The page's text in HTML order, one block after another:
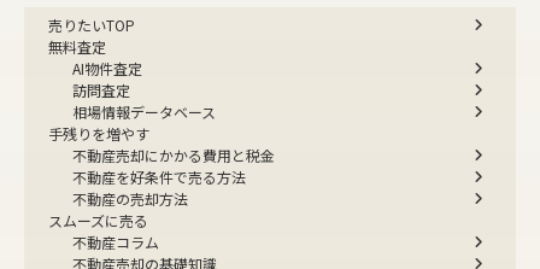
売りたいTOP
無料査定
AI物件査定
訪問査定
相場情報データベース
手残りを増やす
不動産売却にかかる費用と税金
不動産を好条件で売る方法
不動産の売却方法
スムーズに売る
不動産コラム
不動産売却の基礎知識